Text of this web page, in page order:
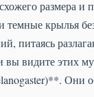
размера и
крылья
питаясь
вы видите этих
Они